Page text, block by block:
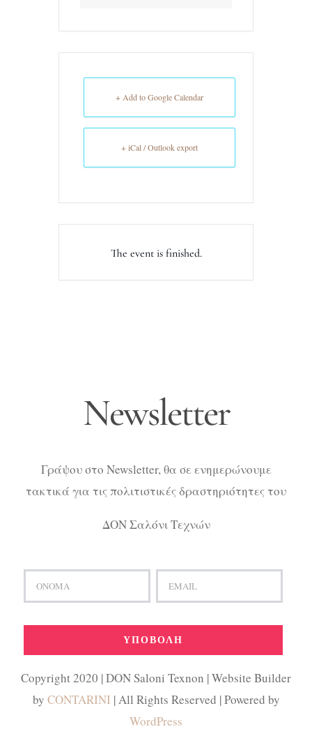
+ Add to Google Calendar
+ iCal / Outlook export
The event is finished.
Newsletter
Γράψου στο Newsletter, θα σε ενημερώνουμε
τακτικά για τις πολιτιστικές δραστηριότητες του
ΔΟΝ Σαλόνι Τεχνών
Copyright 2020 | DON Saloni Texnon | Website Builder
by CONTARINI | All Rights Reserved | Powered by
WordPress